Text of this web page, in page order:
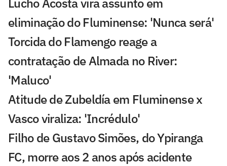
eliminação do Fluminense: 'Nunca será'
Torcida do Flamengo reage a
contratação de Almada no River:
'Maluco'
Atitude de Zubeldía em Fluminense x
Vasco viraliza: 'Incrédulo'
Filho de Gustavo Simões, do Ypiranga
FC, morre aos 2 anos após acidente